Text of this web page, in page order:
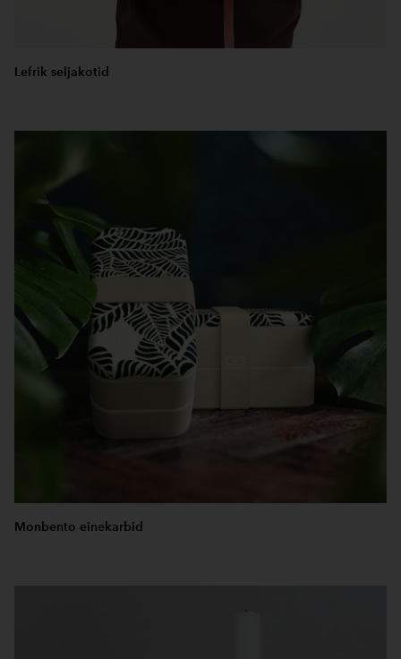
Lefrik seljakotid
Monbento einekarbid